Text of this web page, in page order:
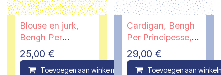
Blouse en jurk,
Bengh Per
Principesse, 7/8
jaar
25,00 €
Toevoegen aan winkelmandje Compare
Cardigan, Bengh
Per Principesse,
15/16 jaar
29,00 €
Toevoegen aan